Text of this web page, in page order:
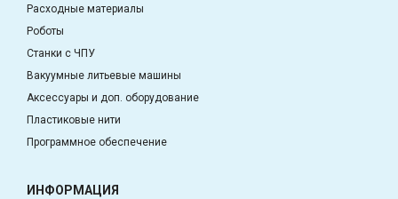
Расходные материалы
Роботы
Станки с ЧПУ
Вакуумные литьевые машины
Аксессуары и доп. оборудование
Пластиковые нити
Программное обеспечение
ИНФОРМАЦИЯ